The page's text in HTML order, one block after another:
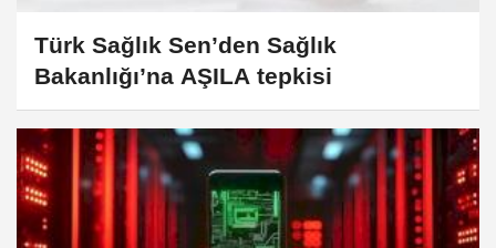
Türk Sağlık Sen’den Sağlık
Bakanlığı’na AŞILA tepkisi